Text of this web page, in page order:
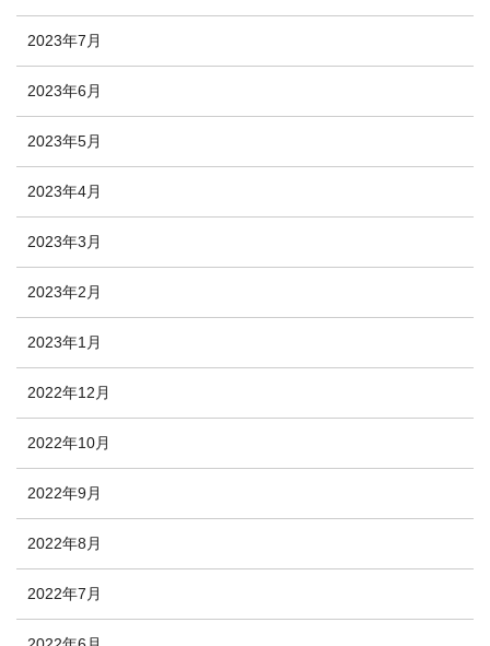
2023年7月
2023年6月
2023年5月
2023年4月
2023年3月
2023年2月
2023年1月
2022年12月
2022年10月
2022年9月
2022年8月
2022年7月